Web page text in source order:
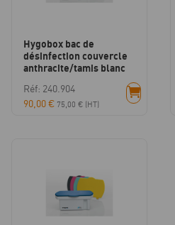
Hygobox bac de
désinfection couvercle
anthracite/tamis blanc
Réf: 240.904
90,00€ 75,00 € (HT)